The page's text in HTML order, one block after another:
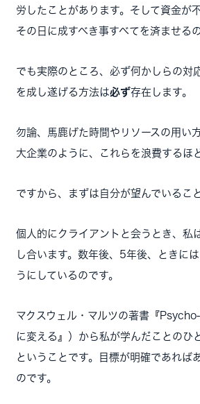
労したことがあります。そして資金が
その日に成すべき事すべてを済ませる
でも実際のところ、必ず何かしらの対
を成し遂げる方法は必ず存在します。
勿論、馬鹿げた時間やリソースの用い
大企業のように、これらを浪費するほ
ですから、まずは自分が望んでいるこ
個人的にクライアントと会うとき、私
し合います。数年後、5年後、ときに
うにしているのです。
マクスウェル・マルツの著書『
に変える』）から私が学んだことのひ
ということです。目標が明確であれば
のです。